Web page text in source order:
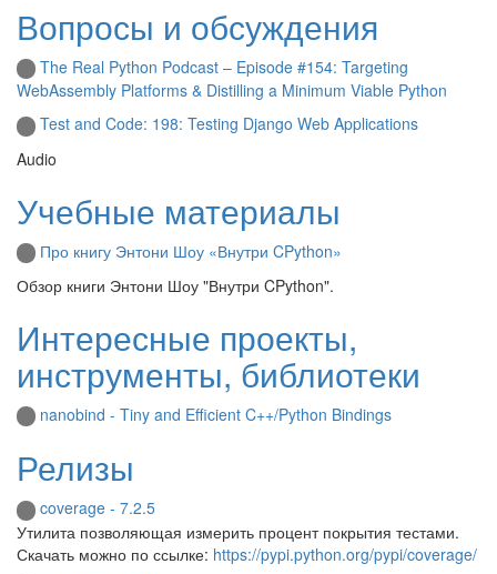
Вопросы и обсуждения
The Real Python Podcast – Episode #154: Targeting
WebAssembly Platforms & Distilling a Minimum Viable Python
Test and Code: 198: Testing Django Web Applications
Audio
Учебные материалы
Про книгу Энтони Шоу «Внутри CPython»
Обзор книги Энтони Шоу "Внутри CPython".
Интересные проекты,
инструменты, библиотеки
nanobind - Tiny and Efficient C++/Python Bindings
Релизы
coverage - 7.2.5
Утилита позволяющая измерить процент покрытия тестами.
Скачать можно по ссылке: https://pypi.python.org/pypi/coverage/